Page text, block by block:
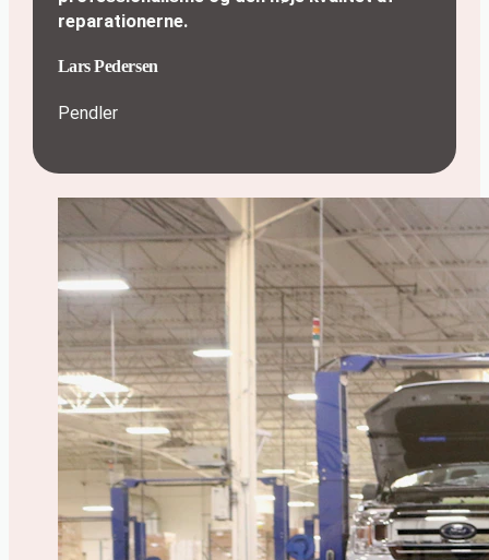
reparationerne.
Lars Pedersen
Pendler